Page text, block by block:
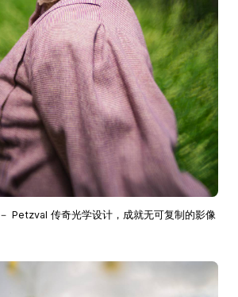
－ Petzval 传奇光学设计，成就无可复制的影像